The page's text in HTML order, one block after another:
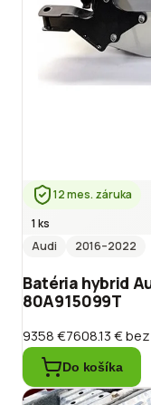
12 mes. záruka
1 ks
Audi
2016–2022
Batéria hybrid
80A915099T
9358 €7608.13 €bez
Do košíka